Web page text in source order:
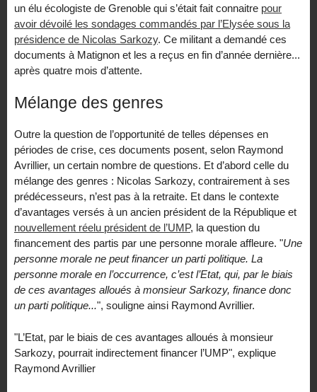
un élu écologiste de Grenoble qui s’était fait connaitre pour
avoir dévoilé les sondages commandés par l’Elysée sous la
présidence de Nicolas Sarkozy. Ce militant a demandé ces
documents à Matignon et les a reçus en fin d’année dernière...
après quatre mois d’attente.
Mélange des genres
Outre la question de l’opportunité de telles dépenses en
périodes de crise, ces documents posent, selon Raymond
Avrillier, un certain nombre de questions. Et d’abord celle du
mélange des genres : Nicolas Sarkozy, contrairement à ses
prédécesseurs, n’est pas à la retraite. Et dans le contexte
d’avantages versés à un ancien président de la République et
nouvellement réelu président de l’UMP, la question du
financement des partis par une personne morale affleure. "Une
personne morale ne peut financer un parti politique. La
personne morale en l’occurrence, c’est l’Etat, qui, par le biais
de ces avantages alloués à monsieur Sarkozy, finance donc
un parti politique...", souligne ainsi Raymond Avrillier.
"L’Etat, par le biais de ces avantages alloués à monsieur
Sarkozy, pourrait indirectement financer l’UMP", explique
Raymond Avrillier